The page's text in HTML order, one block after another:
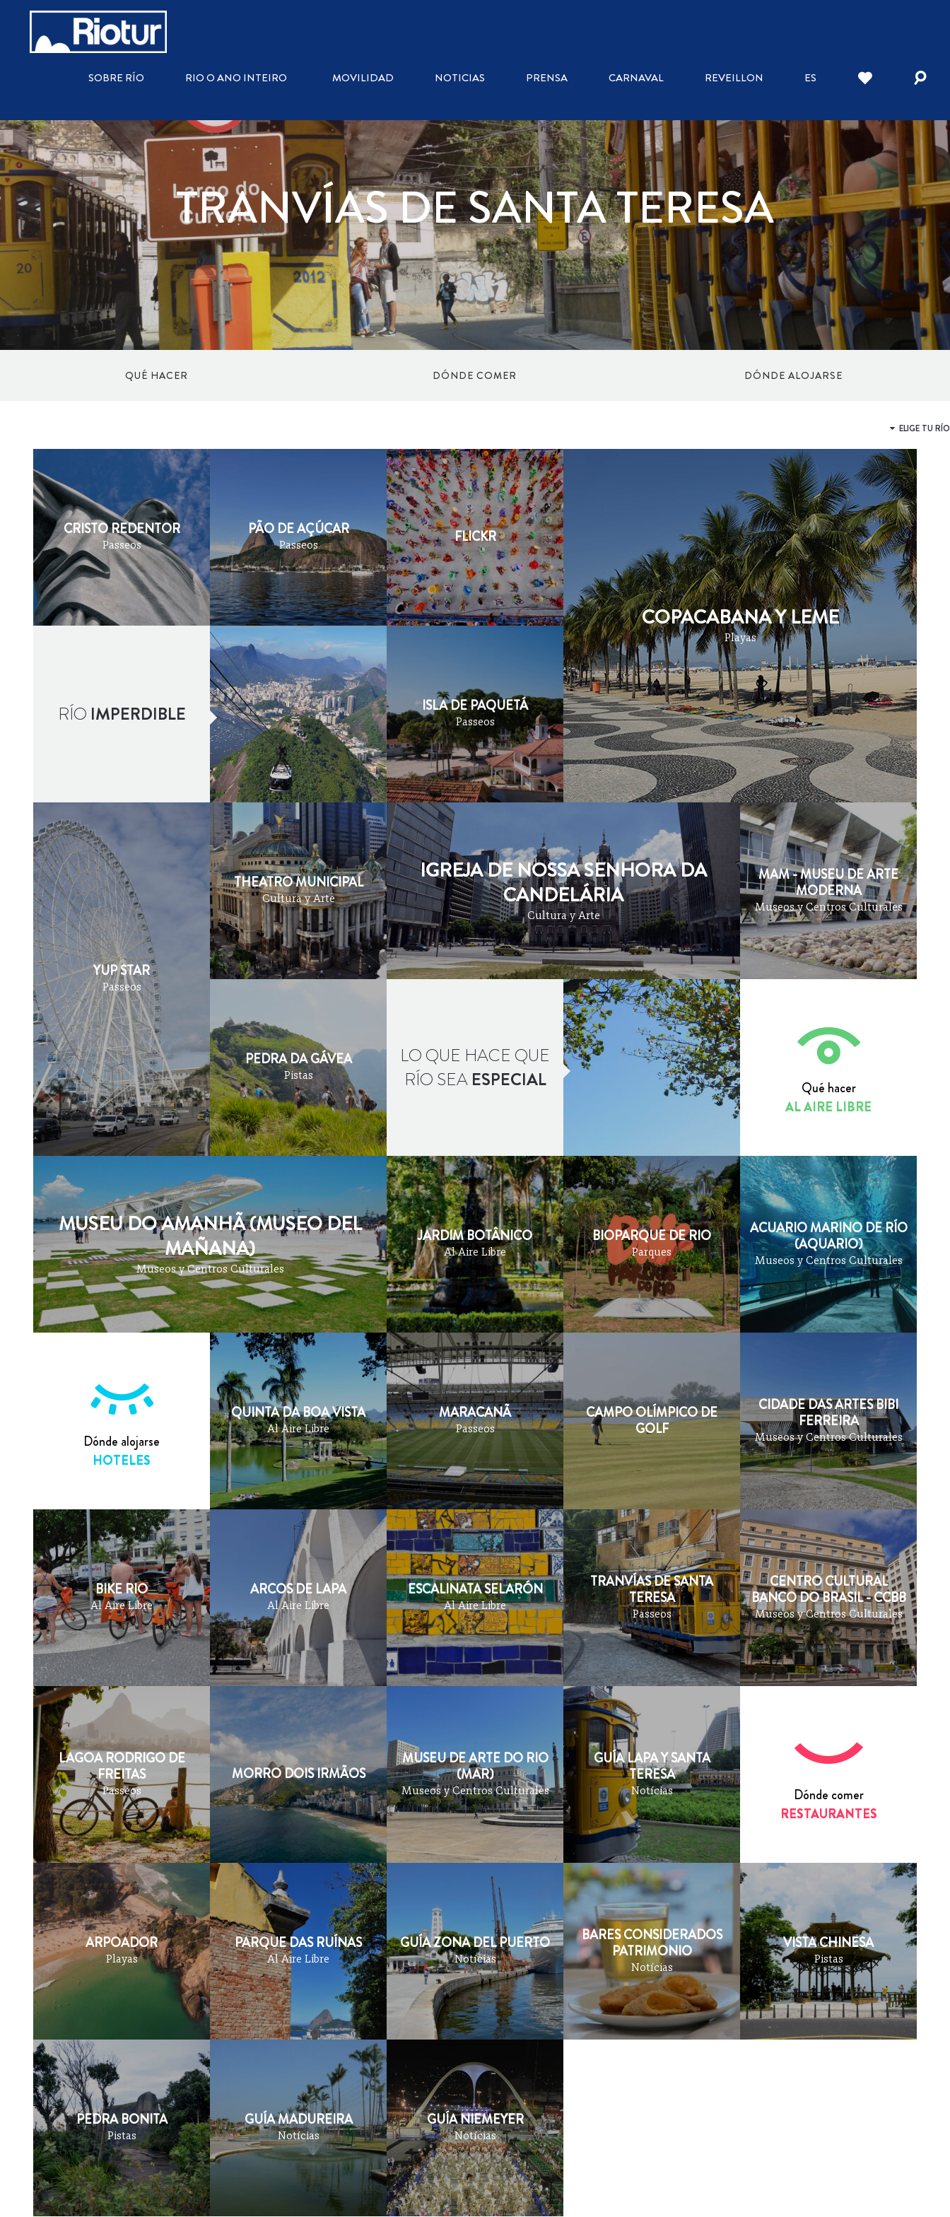
SOBRE RÍO RIO O ANO INTEIRO MOVILIDAD NOTICIAS PRENSA CARNAVAL REVEILLON ES
TRANVÍAS DE SANTA TERESA
QUÉ HACER
CULTURA Y ARTE
COMPRAS
BIENESTAR
AL AIRE LIBRE
DÓNDE COMER
RESTAURANTES
COMIDA RÁPIDA
BARES
DÓNDE ALOJARSE
CAMA Y CAFÉ
POSADA
APART HOTEL
ALBERGUE
CRISTO REDENTOR
Passeos
PÃO DE AÇÚCAR
Passeos FLICKR
COPACABANA Y LEME
Playas
RÍO IMPERDIBLE ISLA DE PAQUETÁ
Passeos
YUP STAR
Passeos
THEATRO MUNICIPAL
Cultura y Arte
IGREJA DE NOSSA SENHORA DA
CANDELÁRIA
Cultura y Arte
MAM - MUSEU DE ARTE
MODERNA
Museos y Centros Culturales
PEDRA DA GÁVEA
Pistas
LO QUE HACE QUE
RÍO SEA ESPECIAL
MUSEU DO AMANHÃ (MUSEO DEL
MAÑANA)
Museos y Centros Culturales
Qué hacer
AL AIRE LIBRE
JARDIM BOTÂNICO
Al Aire Libre
BIOPARQUE DE RIO
Parques
ACUARIO MARINO DE RÍO
(AQUARIO)
Museos y Centros Culturales
Dónde alojarse
HOTELES
QUINTA DA BOA VISTA
Al Aire Libre
MARACANÃ
Passeos
CAMPO OLÍMPICO DE
GOLF
CIDADE DAS ARTES BIBI
FERREIRA
Museos y Centros Culturales
BIKE RIO
Al Aire Libre
ARCOS DE LAPA
Al Aire Libre
ESCALINATA SELARÓN
Al Aire Libre
TRANVÍAS DE SANTA
TERESA
Passeos
CENTRO CULTURAL
BANCO DO BRASIL - CCBB
Museos y Centros Culturales
LAGOA RODRIGO DE
FREITAS
Passeos
MORRO DOIS IRMÃOS
MUSEU DE ARTE DO RIO
(MAR)
Museos y Centros Culturales
GUÍA LAPA Y SANTA
TERESA
Notícias
Dónde comer
RESTAURANTES
ARPOADOR
Playas
PARQUE DAS RUÍNAS
Al Aire Libre
GUÍA ZONA DEL PUERTO
Notícias
BARES CONSIDERADOS
PATRIMONIO
Notícias
VISTA CHINESA
Pistas
PEDRA BONITA
Pistas
GUÍA MADUREIRA
Notícias
GUÍA NIEMEYER
Notícias